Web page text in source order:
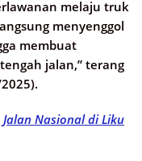
melaju truk
menyenggol
membuat
jalan,” terang
Nasional di Liku